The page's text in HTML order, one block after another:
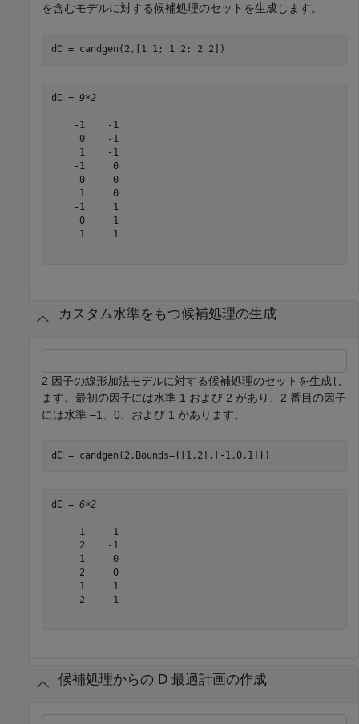
を含むモデルに対する候補処理のセットを生成します。
dC = candgen(2,[1 1; 1 2; 2 2])
dC = 9×2
    -1    -1
     0    -1
     1    -1
    -1     0
     0     0
     1     0
    -1     1
     0     1
     1     1
カスタム水準をもつ候補処理の生成
2 因子の線形加法モデルに対する候補処理のセットを生成し
ます。最初の因子には水準 1 および 2 があり、2 番目の因子
には水準 –1、0、および 1 があります。
dC = candgen(2,Bounds={[1,2],[-1,0,1]})
dC = 6×2
     1    -1
     2    -1
     1     0
     2     0
     1     1
     2     1
候補処理からの D 最適計画の作成